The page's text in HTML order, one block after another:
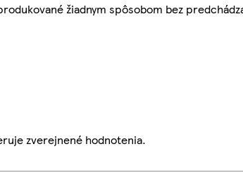
žiadnym spôsobom bez
zverejnené hodnotenia.